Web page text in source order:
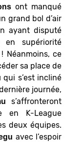
ont manqué
grand bol d’air
ayant disputé
supériorité
Néanmoins, ce
sa place de
qui s’est incliné
journée,
s’affronteront
en K-League
deux équipes.
avec l’espoir